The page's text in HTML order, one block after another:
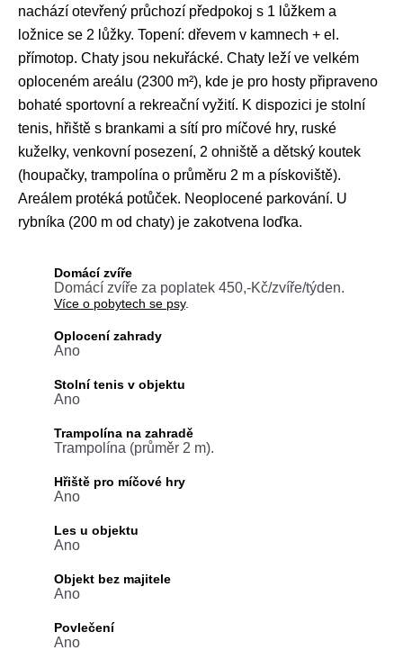
nachází otevřený průchozí předpokoj s 1 lůžkem a
ložnice se 2 lůžky. Topení: dřevem v kamnech + el.
přímotop. Chaty jsou nekuřácké. Chaty leží ve velkém
oploceném areálu (2300 m²), kde je pro hosty připraveno
bohaté sportovní a rekreační vyžití. K dispozici je stolní
tenis, hřiště s brankami a sítí pro míčové hry, ruské
kuželky, venkovní posezení, 2 ohniště a dětský koutek
(houpačky, trampolína o průměru 2 m a pískoviště).
Areálem protéká potůček. Neoplocené parkování. U
rybníka (200 m od chaty) je zakotvena loďka.
Domácí zvíře
Domácí zvíře za poplatek 450,-Kč/zvíře/týden.
Více o pobytech se psy.
Oplocení zahrady
Ano
Stolní tenis v objektu
Ano
Trampolína na zahradě
Trampolína (průměr 2 m).
Hřiště pro míčové hry
Ano
Les u objektu
Ano
Objekt bez majitele
Ano
Povlečení
Ano